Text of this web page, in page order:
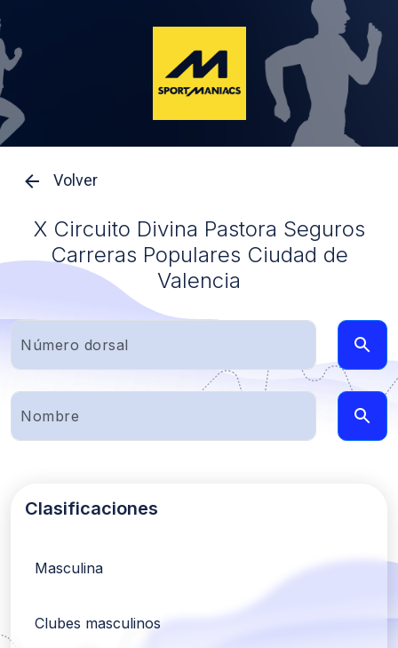
Volver
X Circuito Divina Pastora Seguros
Carreras Populares Ciudad de
Valencia
Clasificaciones
Masculina
Clubes masculinos